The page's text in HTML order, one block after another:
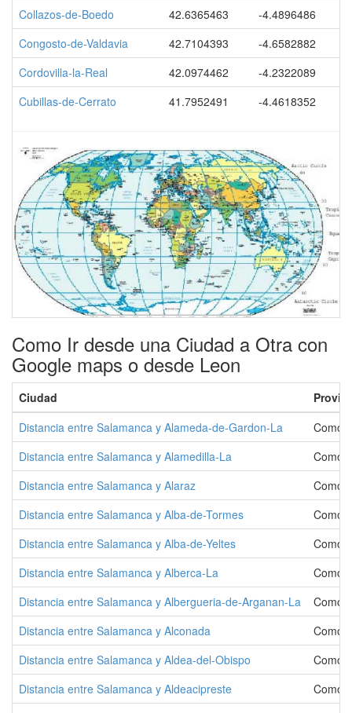
Collazos-de-Boedo
42.6365463
-4.4896486
Congosto-de-Valdavia
42.7104393
-4.6582882
Cordovilla-la-Real
42.0974462
-4.2322089
Cubillas-de-Cerrato
41.7952491 -4.4618352
Como Ir desde una Ciudad a Otra con
Google maps o desde Leon
Ciudad
Distancia entre Salamanca y Alameda-de-Gardon-La
Como
Distancia entre Salamanca y Alamedilla-La
Como
Distancia entre Salamanca y Alaraz
Como
Distancia entre Salamanca y Alba-de-Tormes
Como
Distancia entre Salamanca y Alba-de-Yeltes
Como
Distancia entre Salamanca y Alberca-La
Como
Distancia entre Salamanca y Albergueria-de-Arganan-La
Como
Distancia entre Salamanca y Alconada
Como
Distancia entre Salamanca y Aldea-del-Obispo
Como
Distancia entre Salamanca y Aldeacipreste
Como